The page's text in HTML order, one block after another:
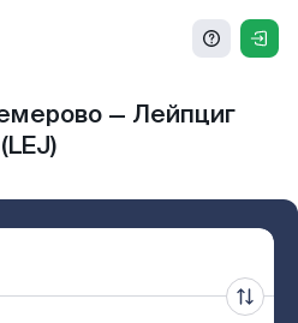
— Лейпциг
(LEJ)